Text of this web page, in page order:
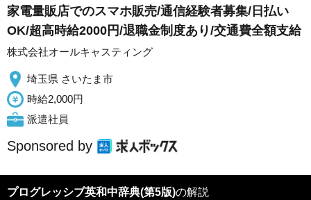
家電量販店でのスマホ販売/通信経験者募集/日払い
OK/超高時給2000円/退職金制度あり/交通費全額支給
株式会社オールキャスティング
埼玉県 さいたま市
時給2,000円
派遣社員
Sponsored by
プログレッシブ英和中辞典(第5版)の解説